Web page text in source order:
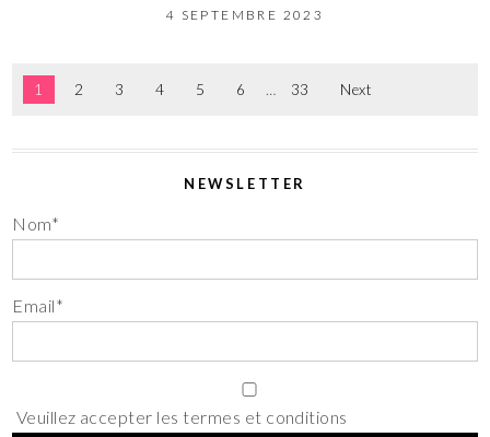
4 SEPTEMBRE 2023
1 2 3 4 5 6 … 33 Next
NEWSLETTER
Nom*
Email*
Veuillez accepter les termes et conditions